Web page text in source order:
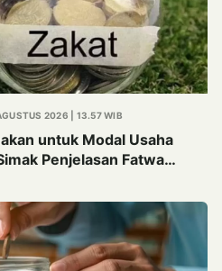
2026 | 13.57 WIB
untuk Modal Usaha
Penjelasan Fatwa